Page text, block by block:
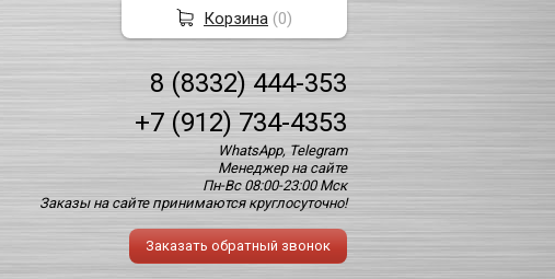
8 (8332) 444-353
+7 (912) 734-4353
WhatsApp, Telegram
Менеджер на сайте
Пн-Вс 08:00-23:00 Мск
Заказы на сайте принимаются круглосуточно!
Заказать обратный звонок
Корзина (0)